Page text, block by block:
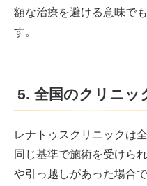
額な治療を避ける意味で
す。
5. 全国のクリニッ
レナトゥスクリニックは
同じ基準で施術を受けら
や引っ越しがあった場合